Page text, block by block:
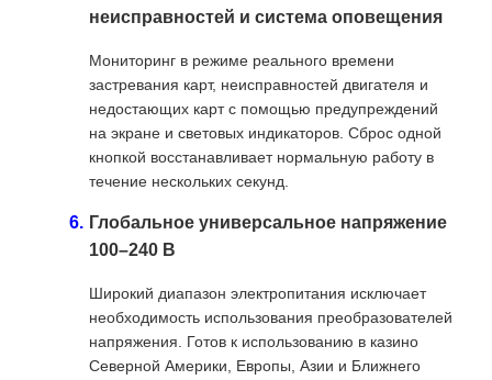
неисправностей и система оповещения
Мониторинг в режиме реального времени
застревания карт, неисправностей двигателя и
недостающих карт с помощью предупреждений
на экране и световых индикаторов. Сброс одной
кнопкой восстанавливает нормальную работу в
течение нескольких секунд.
Глобальное универсальное напряжение
100–240 В
Широкий диапазон электропитания исключает
необходимость использования преобразователей
напряжения. Готов к использованию в казино
Северной Америки, Европы, Азии и Ближнего